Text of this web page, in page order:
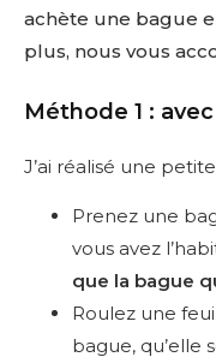
achète une bague
plus, nous vous
Méthode 1 :
J’ai réalisé une
Prenez une
vous avez
que la bague
Roulez une
bague, qu’elle